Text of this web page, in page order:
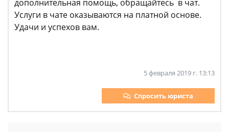
дополнительная помощь, обращайтесь в чат.
Услуги в чате оказываются на платной основе.
Удачи и успехов вам.
5 февраля 2019 г. 13:13
Спросить юриста